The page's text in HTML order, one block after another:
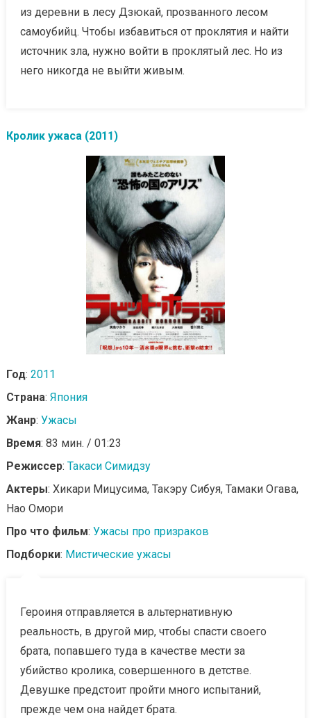
из деревни в лесу Дзюкай, прозванного лесом
самоубийц. Чтобы избавиться от проклятия и найти
источник зла, нужно войти в проклятый лес. Но из
него никогда не выйти живым.
Кролик ужаса (2011)
Год: 2011
Страна: Япония
Жанр: Ужасы
Время: 83 мин. / 01:23
Режиссер: Такаси Симидзу
Актеры: Хикари Мицусима, Такэру Сибуя, Тамаки Огава,
Нао Омори
Про что фильм: Ужасы про призраков
Подборки: Мистические ужасы
Героиня отправляется в альтернативную
реальность, в другой мир, чтобы спасти своего
брата, попавшего туда в качестве мести за
убийство кролика, совершенного в детстве.
Девушке предстоит пройти много испытаний,
прежде чем она найдет брата.